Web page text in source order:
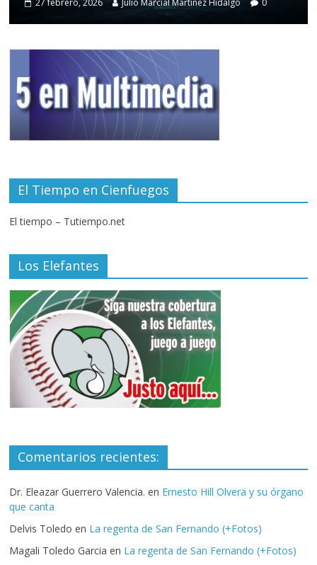
27 febrero, 2026 Julio Marcial Martínez Hidalgo 0
El Tiempo en Cienfuegos
El tiempo – Tutiempo.net
Los Elefantes
Comentarios recientes:
Dr. Eleazar Guerrero Valencia. en Ernesto Hill Olvera y su órgano
que canta
Delvis Toledo en La regenta de San Fernando (+Fotos)
Magali Toledo Garcia en La regenta de San Fernando (+Fotos)